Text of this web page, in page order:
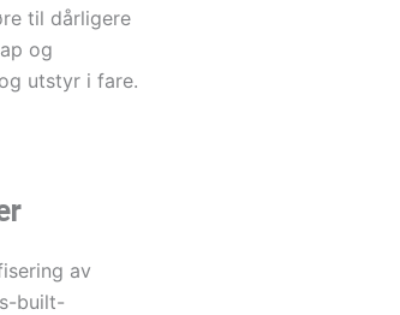
til dårligere
og
utstyr i fare.
av
built-